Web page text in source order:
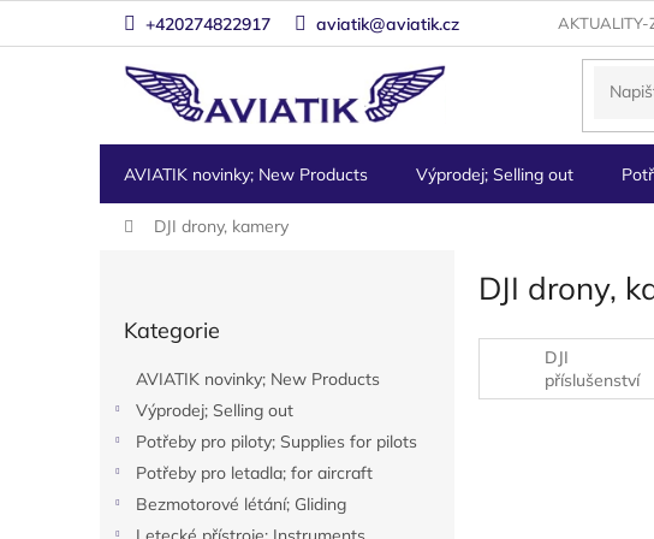
+420274822917 aviatik@aviatik.cz AKTUALITY-
AVIATIK novinky; New Products Výprodej; Selling out
DJI drony, kamery
kategorie
Kategorie
AVIATIK novinky; New Products
Výprodej; Selling out
Potřeby pro piloty; Supplies for pilots
Potřeby pro letadla; for aircraft
Bezmotorové létání; Gliding
DJI drony,
DJI
příslušenství